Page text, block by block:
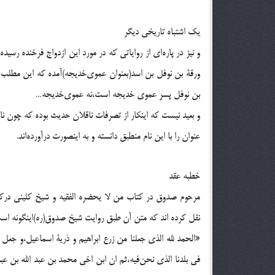
يك اشتباه تاريخى ديگر
و نيز در پاره‌اى از رواياتى كه در مورد اين ازدواج
ورقة بن نوفل بن اسد(بعنوان عموى‌خديجه)آمده كه اين
بن نوفل پسر عموى خديجه است،نه عموى‌خديجه…
و بعيد نيست كه اينكار از تصرفات ناقلان حديث‌ بوده كه
عنوان را با اين نام منطبق دانسته و به‌ اينصورت درآورده‌اند.
خطبه عقد
مرحوم صدوق در كتاب من لا يحضره الفقيه و شيخ كلينى
نقل كرده‌ اند كه متن آن طبق روايت‌ شيخ صدوق(ره)اينگونه
«الحمد لله الذى جعلنا من زرع ابراهيم و ذرية اسماعيل،و
فى بلدنا الذى نحن‌فيه،ثم ان ابن اخى محمد بن عبد الله